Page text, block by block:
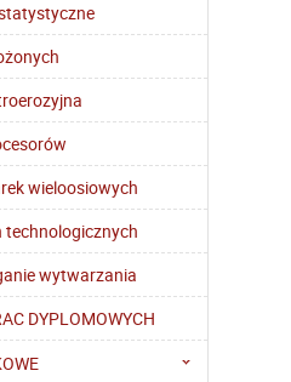
wieloosiowych
wytwarzania
DYPLOMOWYCH